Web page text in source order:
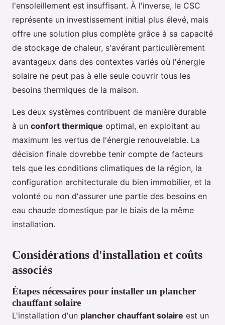
l'ensoleillement est insuffisant. À l'inverse, le CSC
représente un investissement initial plus élevé, mais
offre une solution plus complète grâce à sa capacité
de stockage de chaleur, s'avérant particulièrement
avantageux dans des contextes variés où l'énergie
solaire ne peut pas à elle seule couvrir tous les
besoins thermiques de la maison.
Les deux systèmes contribuent de manière durable
à un confort thermique optimal, en exploitant au
maximum les vertus de l'énergie renouvelable. La
décision finale dovrebbe tenir compte de facteurs
tels que les conditions climatiques de la région, la
configuration architecturale du bien immobilier, et la
volonté ou non d'assurer une partie des besoins en
eau chaude domestique par le biais de la même
installation.
Considérations d'installation et coûts
associés
Étapes nécessaires pour installer un plancher
chauffant solaire
L'installation d'un plancher chauffant solaire est un